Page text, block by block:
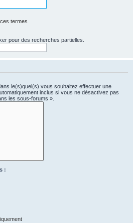
termes
pour des recherches partielles.
le(s)quel(s) vous souhaitez effectuer une
inclus si vous ne désactivez pas
les sous-forums ».
: